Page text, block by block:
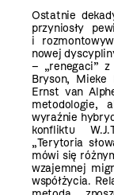
Ostatnie
przyniosły
i
nowej
– „renegaci” z
Bryson,
Ernst van
metodologie,
wyraźnie
konfliktu
„Terytoria
mówi się
wzajemnej
współżycia.